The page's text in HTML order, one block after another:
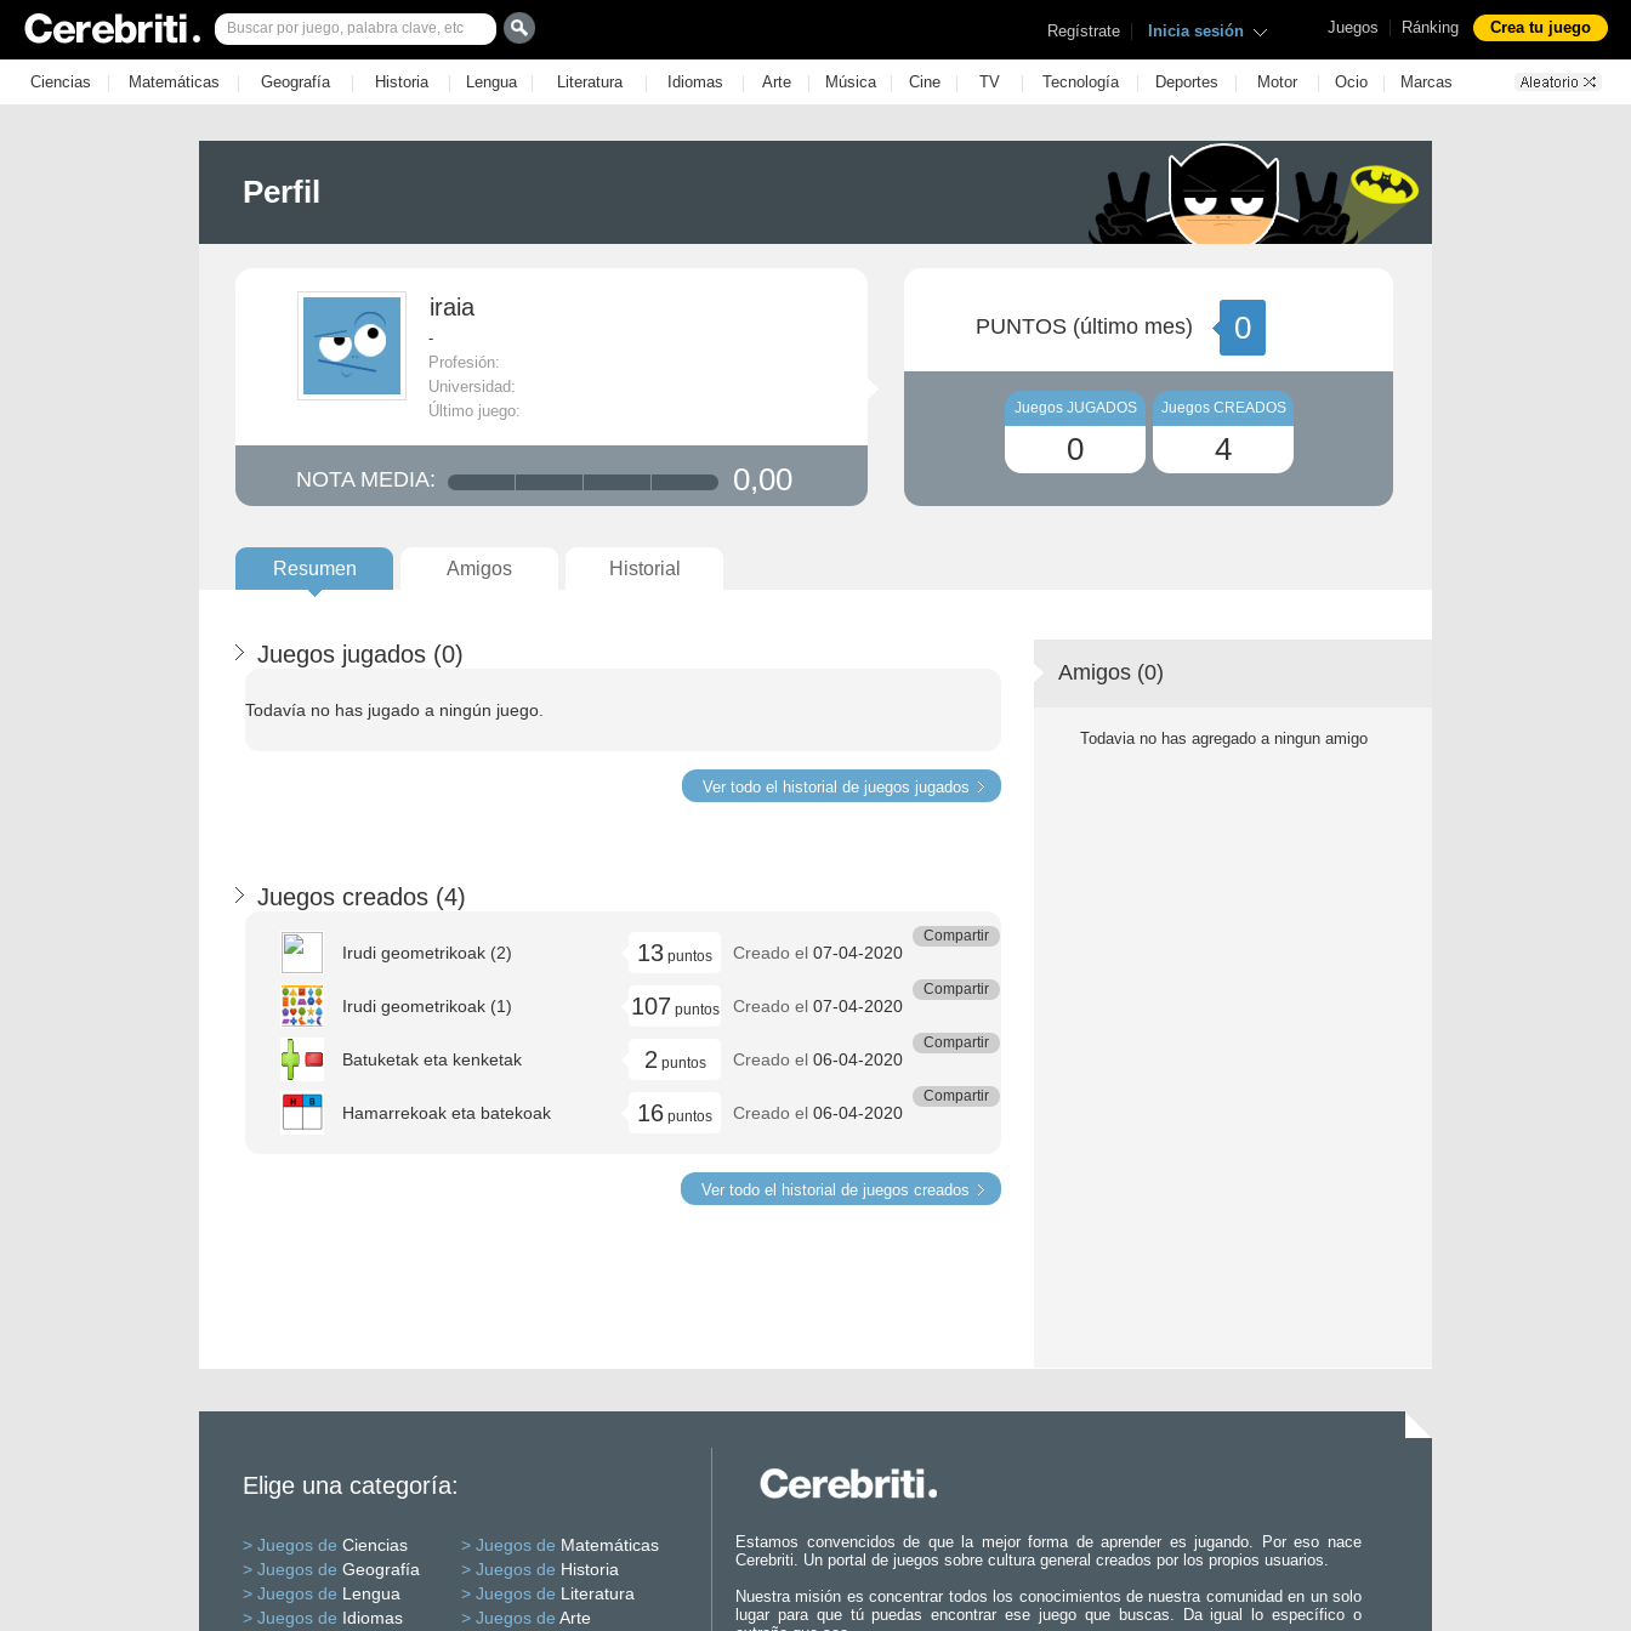
Juegos | Ránking Crea tu juego
Regístrate | Inicia sesión
Ciencias | Matemáticas | Geografía | Historia | Lengua | Literatura | Idiomas | Arte | Música | Cine | TV | Tecnología | Deportes | Motor | Ocio | Marcas
Perfil
iraia
-
Profesión:
Universidad:
Último juego:
NOTA MEDIA: 0,00
PUNTOS (último mes) 0
Juegos JUGADOS
0
Juegos CREADOS
4
Resumen Amigos Historial
Juegos jugados (0)
Todavía no has jugado a ningún juego.
Ver todo el historial de juegos jugados
Juegos creados (4)
Irudi geometrikoak (2) 13 puntos Creado el 07-04-2020
Compartir
Irudi geometrikoak (1) 107 puntos Creado el 07-04-2020
Compartir
Batuketak eta kenketak 2puntos Creado el 06-04-2020
Compartir
Hamarrekoak eta batekoak 16 puntos Creado el 06-04-2020
Compartir
Ver todo el historial de juegos creados
Amigos (0)
Todavia no has agregado a ningun amigo
Elige una categoría:
> Juegos de Ciencias > Juegos de Matemáticas
> Juegos de Geografía > Juegos de Historia
> Juegos de Lengua > Juegos de Literatura
> Juegos de Idiomas > Juegos de Arte
Estamos convencidos de que la mejor forma de aprender es jugando. Por eso nace
Cerebriti. Un portal de juegos sobre cultura general creados por los propios usuarios.
Nuestra misión es concentrar todos los conocimientos de nuestra comunidad en un solo
lugar para que tú puedas encontrar ese juego que buscas. Da igual lo específico o